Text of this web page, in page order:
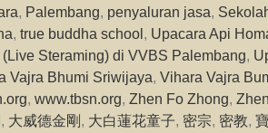
, Palembang, penyaluran jasa,
, true buddha school, Upacara Api
Steraming) di VVBS Palembang,
Vajra Bhumi Sriwijaya, Vihara Vajra
, www.tbsn.org, Zhen Fo Zhong,
, 大威德金剛, 大白蓮花童子, 密宗, 密教,